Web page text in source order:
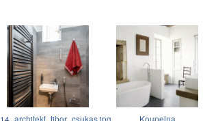
14_architekt_tibor_csukas.jpg Koupelna